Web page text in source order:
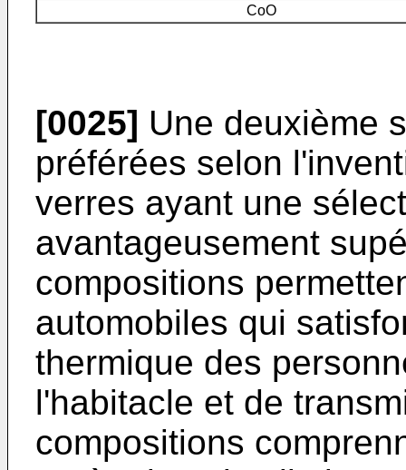
CoO
[0025] Une deuxième
préférées selon
verres ayant une
avantageusement
compositions
automobiles qui
thermique des
l'habitacle et de
compositions